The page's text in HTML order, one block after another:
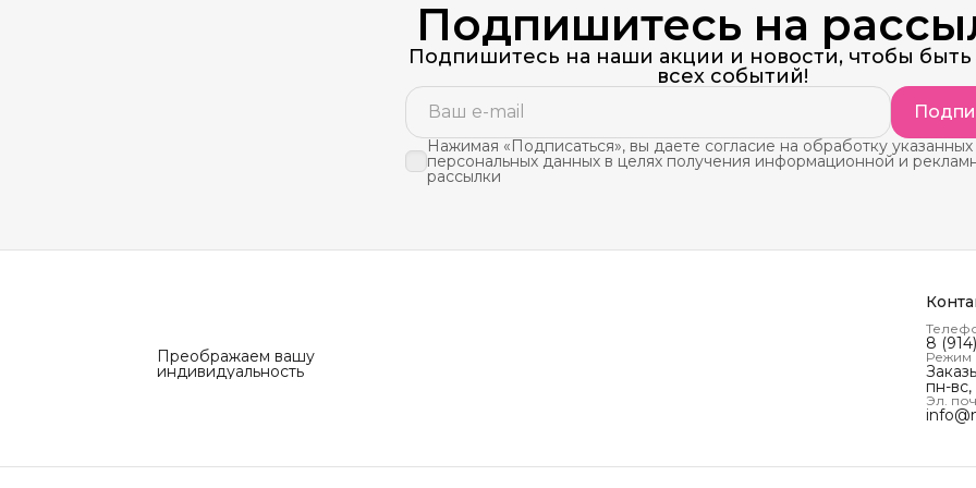
Подпишитесь на
Подпишитесь на наши акции и новости, чтобы быть
всех событий!
Нажимая «Подписаться», вы даете согласие на обработку указанных
персональных данных в целях получения информационной и
рассылки
Преображаем вашу
индивидуальность
8
Режим
пн-
Эл.